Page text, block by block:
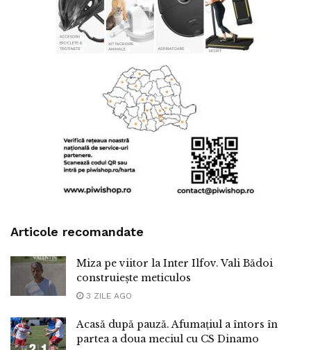
Articole recomandate
Miza pe viitor la Inter Ilfov. Vali Bădoi
construiește meticulos
3 ZILE AGO
Acasă după pauză. Afumațiul a întors în
partea a doua meciul cu CS Dinamo